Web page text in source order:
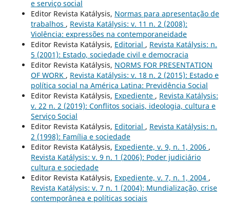
e serviço social
Editor Revista Katálysis, Normas para apresentação de
trabalhos , Revista Katálysis: v. 11 n. 2 (2008):
Violência: expressões na contemporaneidade
Editor Revista Katálysis, Editorial , Revista Katálysis: n.
5 (2001): Estado, sociedade civil e democracia
Editor Revista Katálysis, NORMS FOR PRESENTATION
OF WORK , Revista Katálysis: v. 18 n. 2 (2015): Estado e
política social na América Latina: Previdência Social
Editor Revista Katálysis, Expediente , Revista Katálysis:
v. 22 n. 2 (2019): Conflitos sociais, ideologia, cultura e
Serviço Social
Editor Revista Katálysis, Editorial , Revista Katálysis: n.
2 (1998): Família e sociedade
Editor Revista Katálysis, Expediente, v. 9, n. 1, 2006 ,
Revista Katálysis: v. 9 n. 1 (2006): Poder judiciário
cultura e sociedade
Editor Revista Katálysis, Expediente, v. 7, n. 1, 2004 ,
Revista Katálysis: v. 7 n. 1 (2004): Mundialização, crise
contemporânea e políticas sociais